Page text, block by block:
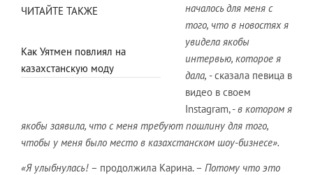
ЧИТАЙТЕ ТАКЖЕ
Как Уятмен повлиял на
казахстанскую моду
началось для меня с
того, что в новостях я
увидела якобы
интервью, которое я
дала, - сказала певица в
видео в своем
Instagram, -в котором я
якобы заявила, что с меня требуют пошлину для того,
чтобы у меня было место в казахстанском шоу-бизнесе».
«Я улыбнулась! – продолжила Карина. – Потому что это